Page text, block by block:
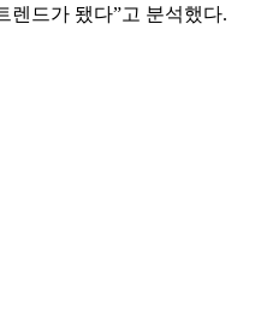
렌드가 됐다”고 분석했다.